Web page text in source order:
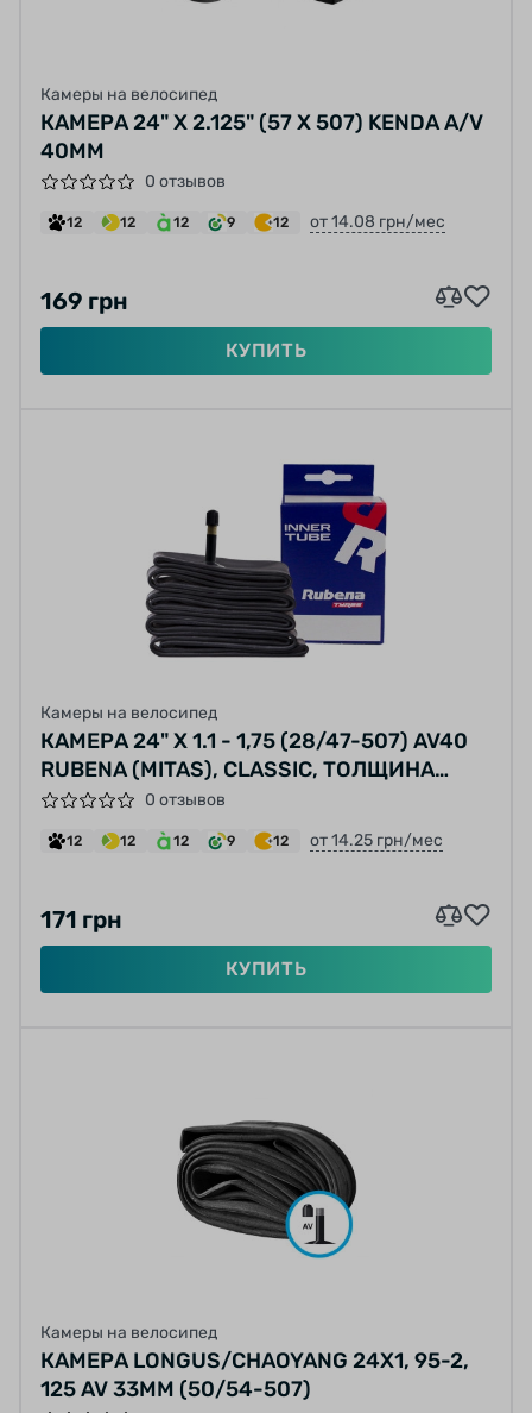
Камеры на велосипед
КАМЕРА 24" X 2.125" (57 X 507) KENDA A/V
40MM
0 отзывов
12 12 12 9 12 от 14.08 грн/мес
169 грн
КУПИТЬ
Камеры на велосипед
КАМЕРА 24" Х 1.1 - 1,75 (28/47-507) AV40
RUBENA (MITAS), CLASSIC, ТОЛЩИНА
СТЕНКИ 0.9MM
0 отзывов
12 12 12 9 12 от 14.25 грн/мес
171 грн
КУПИТЬ
Камеры на велосипед
КАМЕРА LONGUS/CHAOYANG 24X1, 95-2,
125 AV 33ММ (50/54-507)